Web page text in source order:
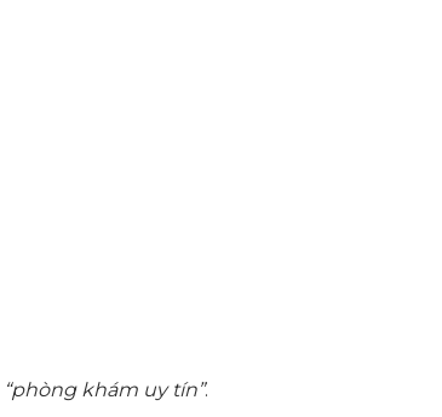
“phòng khám uy tín”.